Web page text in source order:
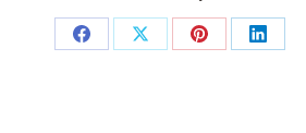
Share
Share
Share
Share